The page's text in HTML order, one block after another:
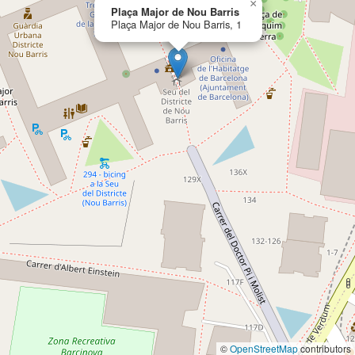
Plaça Major de Nou Barris
Plaça Major de Nou Barris, 1
×
©OpenStreetMapcontributors